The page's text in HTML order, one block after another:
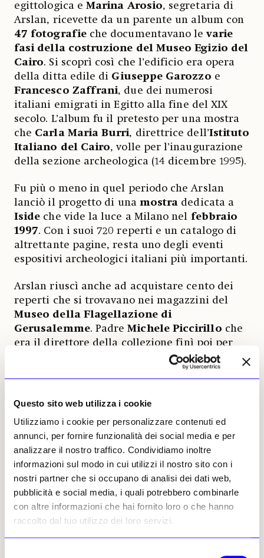
Questo sito web utilizza i cookie
Utilizziamo i cookie per personalizzare contenuti ed
annunci, per fornire funzionalità dei social media e per
analizzare il nostro traffico. Condividiamo inoltre
informazioni sul modo in cui utilizzi il nostro sito con i
nostri partner che si occupano di analisi dei dati web,
pubblicità e social media, i quali potrebbero combinarle
con altre informazioni che hai fornito loro o che hanno
raccolto dal tuo utilizzo dei loro servizi.
egittologica eMarina Arosio, segretaria di
Arslan, ricevette da un parente un album con
47 fotografieche documentavano levarie
fasi della costruzione del Museo Egizio del
Cairo. Si scoprì così che l’edificio era opera
della ditta edile di Giuseppe Garozzo e
Francesco Zaffrani, due dei numerosi
italiani emigrati in Egitto alla fine del XIX
secolo. L’album fu il pretesto per una mostra
che Carla Maria Burri, direttrice dell’Istituto
Italiano del Cairo, volle per l’inaugurazione
della sezione archeologica (14 dicembre 1995).
Fu più o meno in quel periodo che Arslan
lanciò il progetto di una mostra dedicata a
Iside che vide la luce a Milano nel febbraio
1997. Con i suoi 720 reperti e un catalogo di
altrettante pagine, resta uno degli eventi
espositivi archeologici italiani più importanti.
Arslan riuscì anche ad acquistare cento dei
reperti che si trovavano nei magazzini del
Museo della Flagellazione di
Gerusalemme. PadreMichele Piccirillo che
era il direttore della collezione finì poi per
cederli tutti. Tra il 1996 e il 1997 giunsero a
, tra i quali il
oggetto a nome di Tutankhamon e alcuni
Valle dei Re.
La galleria dedicata all’Antico Egitto al
Castello Sforzesco è stata riaperta nel
marzo scorzo. Molto di quello che i visitatori
si trovano davanti agli occhi è grazie alla
passione di Ermanno Arslan per quell’antica
civiltà e al modo intelligente e innovativo con
cui ha saputo proporla al pubblico. Un sentito